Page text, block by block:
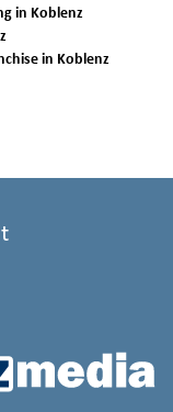
Jobs für Kaufmännische Berufe & Verwaltung in Koblenz
Jobs für Freiberufler / Selbständigkeit / Franchise in Koblenz